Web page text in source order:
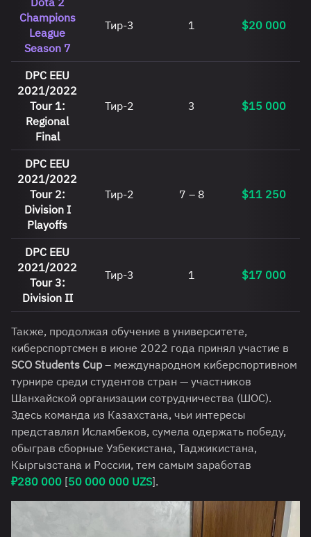
Champions
League
Season 7
Тир-3 1 $20 000
DPC EEU
2021/2022
Tour 1:
Regional
Final
Тир-2 3 $15 000
DPC EEU
2021/2022
Tour 2:
Division I
Playoffs
Тир-2 7 – 8 $11 250
DPC EEU
2021/2022
Tour 3:
Division II
Тир-3 1 $17 000
Также, продолжая обучение в университете,
киберспортсмен в июне 2022 года принял участие в
SCO Students Cup – международном киберспортивном
турнире среди студентов стран — участников
Шанхайской организации сотрудничества (ШОС).
Здесь команда из Казахстана, чьи интересы
представлял Исламбеков, сумела одержать победу,
обыграв сборные Узбекистана, Таджикистана,
Кыргызстана и России, тем самым заработав
₽280 000 [50 000 000 UZS].